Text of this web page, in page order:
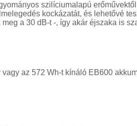
szilíciumalapú
kockázatát, és lehetővé
a 30 dB-t -, így akár éjszaka is
az 572 Wh-t kínáló EB600